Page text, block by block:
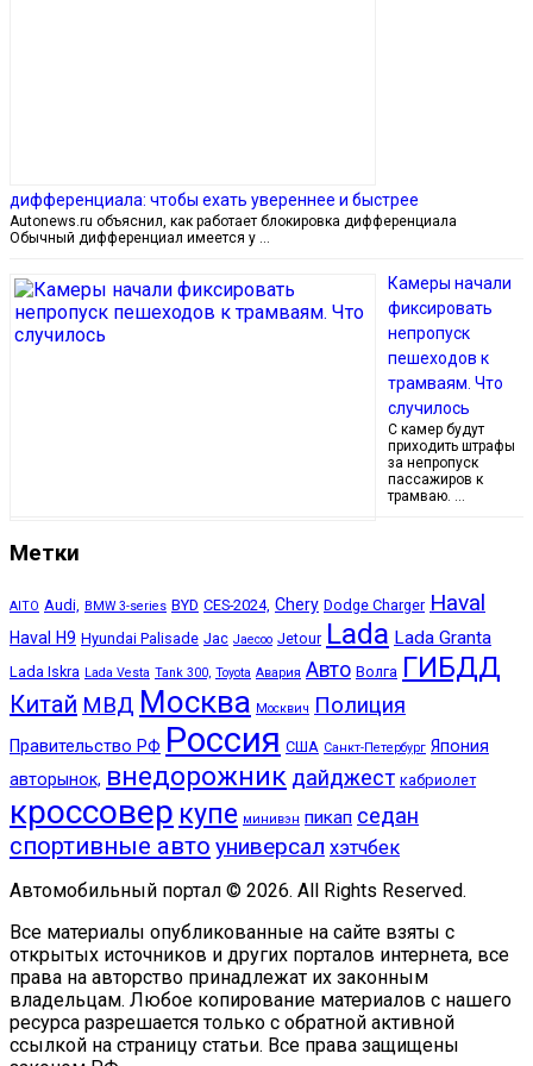
дифференциала: чтобы ехать увереннее и быстрее
Autonews.ru объяснил, как работает блокировка дифференциала
Обычный дифференциал имеется у …
Камеры начали
фиксировать
непропуск
пешеходов к
трамваям. Что
случилось
С камер будут
приходить штрафы
за непропуск
пассажиров к
трамваю. …
Метки
AITO Audi, BMW 3-series BYD CES-2024, Chery Dodge Charger Haval
Haval H9 Hyundai Palisade Jac Jaecoo Jetour Lada Lada Granta
Lada Iskra Lada Vesta Tank 300, Toyota Авария Авто Волга ГИБДД
Китай МВД Москва Москвич Полиция
Правительство РФ Россия США Санкт-Петербург Япония
авторынок, внедорожник дайджест кабриолет
кроссовер купе минивэн пикап седан
спортивные авто универсал хэтчбек
Автомобильный портал © 2026. All Rights Reserved.
Все материалы опубликованные на сайте взяты с
открытых источников и других порталов интернета, все
права на авторство принадлежат их законным
владельцам. Любое копирование материалов с нашего
ресурса разрешается только с обратной активной
ссылкой на страницу статьи. Все права защищены